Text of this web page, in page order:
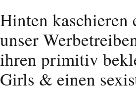
Hinten kaschieren
unser
ihren primitiv
Girls & einen